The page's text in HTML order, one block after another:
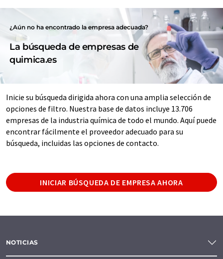
¿Aún no ha encontrado la empresa adecuada?
La búsqueda de empresas de
quimica.es
Inicie su búsqueda dirigida ahora con una amplia selección de
opciones de filtro. Nuestra base de datos incluye 13.706
empresas de la industria química de todo el mundo. Aquí puede
encontrar fácilmente el proveedor adecuado para su
búsqueda, incluidas las opciones de contacto.
INICIAR BÚSQUEDA DE EMPRESA AHORA
NOTICIAS